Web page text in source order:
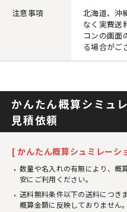
注意事項
北海道、沖
なく実費送
コンの画面
る場合がご
かんたん概算シミュ
見積依頼
[ かんたん概算シュミレーシ
数量や名入れの有無により、概
安にご利用ください。
送料無料条件以下の送料につき
概算金額に反映しておりません。